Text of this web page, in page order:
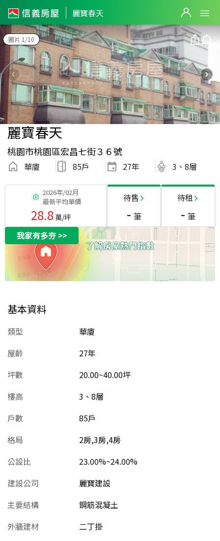
麗寶春天
圖片 1/10
麗寶春天
桃園市桃園區宏昌七街３６號
華廈 85戶 27年 3、8層
2026年/02月
最新平均單價
28.8萬/坪
待售
- 筆
待租
- 筆
我家有多夯>>
基本資料
類型
華廈
屋齡
27年
坪數
20.00~40.00坪
樓高
3、8層
戶數
85戶
格局
2房,3房,4房
公設比
23.00%~24.00%
建設公司
麗寶建設
主要結構
鋼筋混凝土
外牆建材
二丁掛